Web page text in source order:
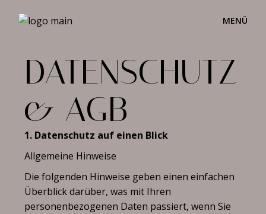
DATENSCHUTZ
& AGB
1. Datenschutz auf einen Blick
Allgemeine Hinweise
Die folgenden Hinweise geben einen einfachen
Überblick darüber, was mit Ihren
personenbezogenen Daten passiert, wenn Sie